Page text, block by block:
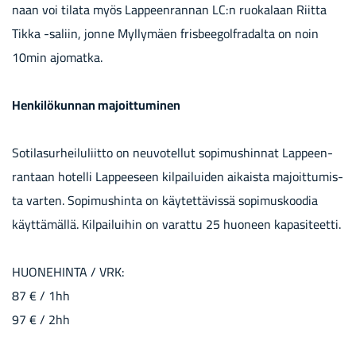
naan voi ti­la­ta myös Lap­peen­ran­nan LC:n ruo­ka­laan Riit­ta
Tikka -​saliin, jonne Myl­ly­mäen fris­bee­gol­fra­dal­ta on noin
10min ajo­mat­ka.
Hen­ki­lö­kun­nan ma­joit­tu­mi­nen
So­ti­la­sur­hei­lu­liit­to on neu­vo­tel­lut so­pi­mus­hin­nat Lap­peen­
ran­taan ho­tel­li Lap­pee­seen kil­pai­lui­den ai­kais­ta ma­joit­tu­mis­
ta var­ten. So­pi­mus­hin­ta on käy­tet­tä­vis­sä so­pi­mus­koo­dia
käyt­tä­mäl­lä. Kil­pai­lui­hin on va­rat­tu 25 huo­neen ka­pa­si­teet­ti.
HUO­NE­HIN­TA / VRK:
87 € / 1hh
97 € / 2hh